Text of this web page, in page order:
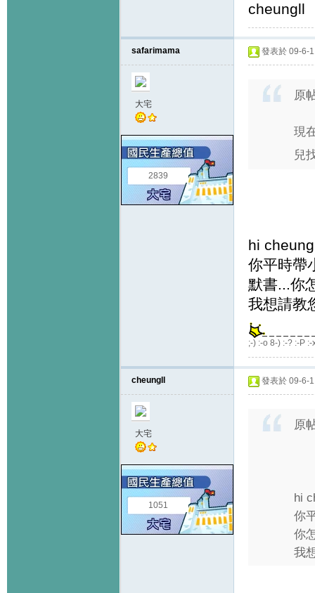
cheungll
safarimama
大宅
2839
發表於 09-6-
原
現
兒
hi
你平時帶
默書...你
我想請教
;-) :-o 8-) :-? :-P :-
cheungll
大宅
1051
發表於 09-6-
原
hi
你
你
我